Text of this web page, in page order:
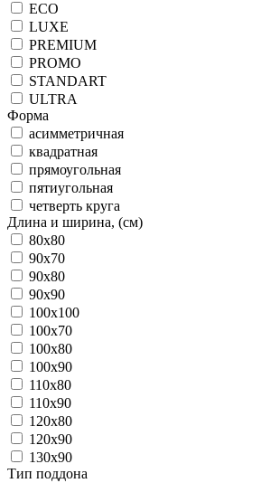
ECO
LUXE
PREMIUM
PROMO
STANDART
ULTRA
Форма
асимметричная
квадратная
прямоугольная
пятиугольная
четверть круга
Длина и ширина, (см)
80x80
90x70
90x80
90x90
100x100
100x70
100x80
100x90
110x80
110x90
120x80
120x90
130x90
Тип поддона